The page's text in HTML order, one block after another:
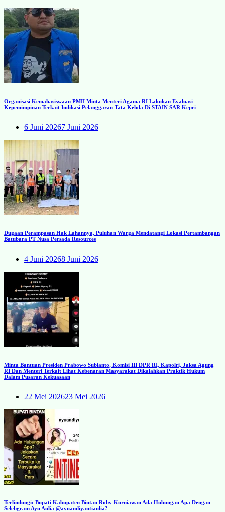
Organisasi Kemahasiswaan PMII Minta Menteri Agama RI Lakukan Evaluasi
Kepemimpinan Terkait Indikasi Pelanggaran Tata Kelola Di STAIN SAR Kepri
6 Juni 20267 Juni 2026
Dugaan Perampasan Hak Lahannya, Puluhan Warga Mendatangi Lokasi Pertambangan
Batubara PT Nusa Persada Resources
4 Juni 20268 Juni 2026
Minta Bantuan Presiden Prabowo Subianto, Komisi III DPR RI, Kapolri, Jaksa Agung
RI Dan Menteri Terkait Lihat Kebenaran Masyarakat Dikalahkan Praktik Hukum
Dalam Pusaran Kekuasaan
22 Mei 202623 Mei 2026
Terlindungi: Bupati Kabupaten Bintan Roby Kurniawan Ada Hubungan Apa Dengan
Selebgram Ayu Aulia @ayuandiyantiaulia?